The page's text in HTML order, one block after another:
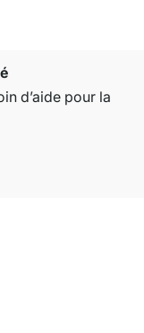
d’aide pour la